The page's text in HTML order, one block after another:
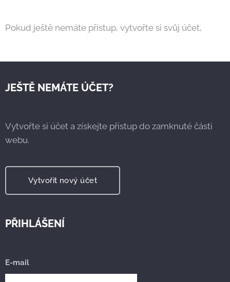
Pokud ještě nemáte přístup, vytvořte si svůj účet,
JEŠTĚ NEMÁTE ÚČET?
Vytvořte si účet a získejte přístup do zamknuté části
webu.
Vytvořit nový účet
PŘIHLÁŠENÍ
E-mail